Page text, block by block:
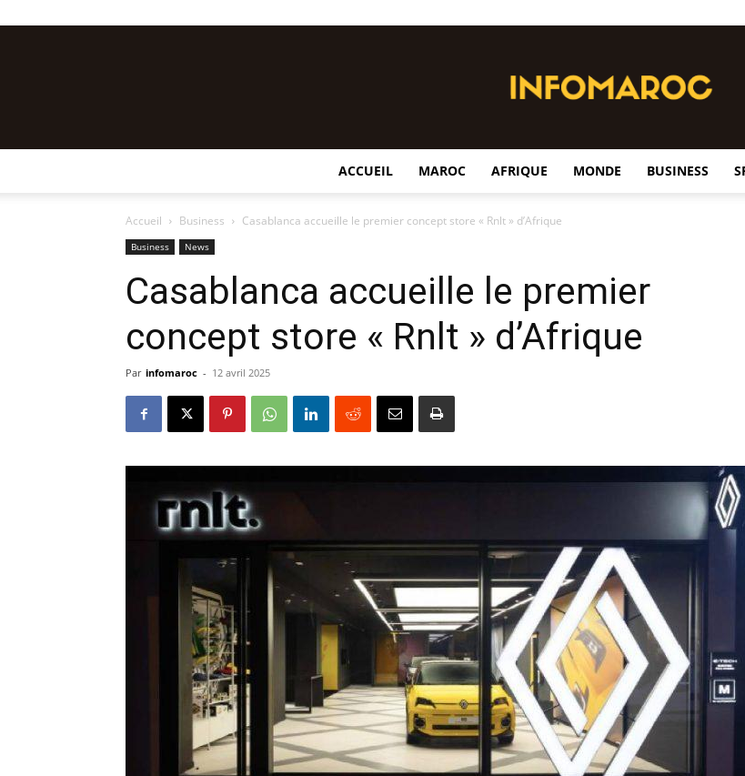
ACCUEIL MAROC AFRIQUE MONDE BUSINESS
Accueil Business Casablanca accueille le premier concept store « Rnlt » d’Afrique
Business News
Casablanca accueille le premier
concept store « Rnlt » d’Afrique
Par infomaroc - 12 avril 2025